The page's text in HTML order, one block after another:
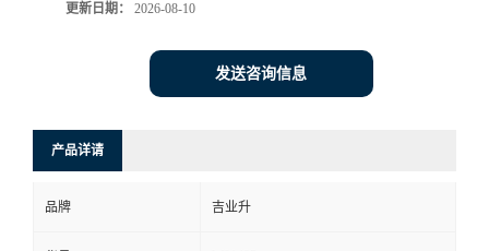
更新日期： 2026-08-10
发送咨询信息
产品详请
品牌 吉业升